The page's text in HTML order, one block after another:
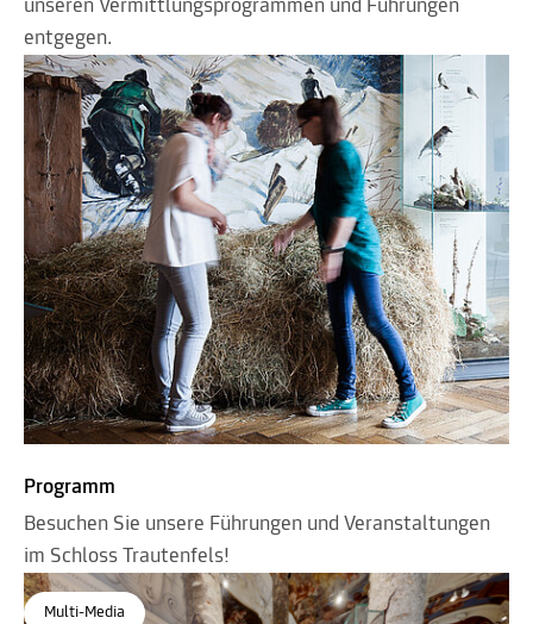
unseren Vermittlungsprogrammen und Führungen
entgegen.
Programm
Besuchen Sie unsere Führungen und Veranstaltungen
im Schloss Trautenfels!
Multi-Media